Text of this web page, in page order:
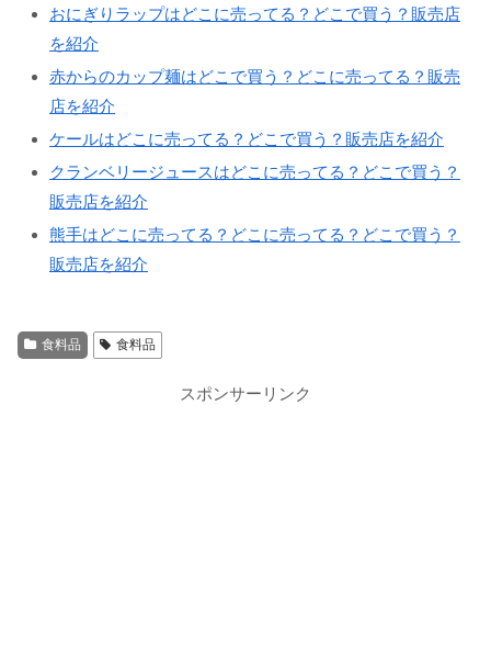
おにぎりラップはどこに売ってる？どこで買う？販売店
を紹介
赤からのカップ麺はどこで買う？どこに売ってる？販売
店を紹介
ケールはどこに売ってる？どこで買う？販売店を紹介
クランベリージュースはどこに売ってる？どこで買う？
販売店を紹介
熊手はどこに売ってる？どこに売ってる？どこで買う？
販売店を紹介
食料品 食料品
スポンサーリンク